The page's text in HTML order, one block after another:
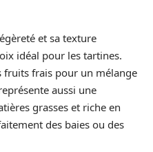
et sa texture
idéal pour les tartines.
fruits frais pour un mélange
aussi une
grasses et riche en
des baies ou des